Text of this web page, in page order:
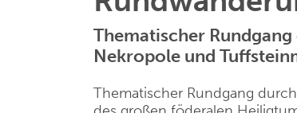
Thematischer
Nekropole und
Thematischer Rundgang